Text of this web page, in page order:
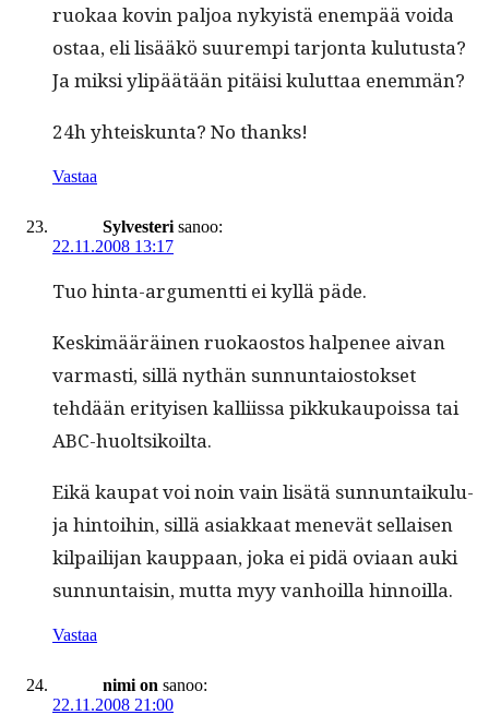
ruokaa kovin paljoa nyky­istä enem­pää voi­da
ostaa, eli lisääkö suurem­pi tar­jon­ta kulu­tus­ta?
Ja mik­si ylipäätään pitäisi kulut­taa enemmän?
24h yhteiskun­ta? No thanks!
Vastaa
Sylvesteri sanoo:
22.11.2008 13:17
Tuo hin­ta-argu­ment­ti ei kyl­lä päde.
Keskimääräi­nen ruokaos­tos halpe­nee aivan
var­masti, sil­lä nythän sun­nun­taios­tok­set
tehdään eri­tyisen kalli­is­sa pikkukaupois­sa tai
ABC-huoltsikoilta.
Eikä kau­pat voi noin vain lisätä sun­nun­taiku­lu­
ja hin­toi­hin, sil­lä asi­akkaat menevät sel­l­aisen
kil­pail­i­jan kaup­paan, joka ei pidä ovi­aan auki
sun­nun­taisin, mut­ta myy van­hoil­la hinnoilla.
Vastaa
nimi on sanoo:
22.11.2008 21:00